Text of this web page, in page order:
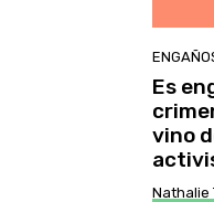
Es
vino
Nathalie